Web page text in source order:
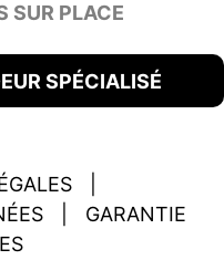
SUR PLACE
SPÉCIALISÉ
GARANTIE